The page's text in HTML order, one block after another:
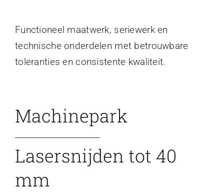
Functioneel maatwerk, seriewerk en
technische onderdelen met betrouwbare
toleranties en consistente kwaliteit.
Machinepark
Lasersnijden tot 40
mm